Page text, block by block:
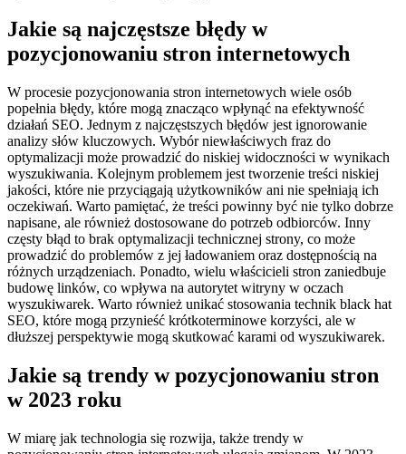
Jakie są najczęstsze błędy w
pozycjonowaniu stron internetowych
W procesie pozycjonowania stron internetowych wiele osób
popełnia błędy, które mogą znacząco wpłynąć na efektywność
działań SEO. Jednym z najczęstszych błędów jest ignorowanie
analizy słów kluczowych. Wybór niewłaściwych fraz do
optymalizacji może prowadzić do niskiej widoczności w wynikach
wyszukiwania. Kolejnym problemem jest tworzenie treści niskiej
jakości, które nie przyciągają użytkowników ani nie spełniają ich
oczekiwań. Warto pamiętać, że treści powinny być nie tylko dobrze
napisane, ale również dostosowane do potrzeb odbiorców. Inny
częsty błąd to brak optymalizacji technicznej strony, co może
prowadzić do problemów z jej ładowaniem oraz dostępnością na
różnych urządzeniach. Ponadto, wielu właścicieli stron zaniedbuje
budowę linków, co wpływa na autorytet witryny w oczach
wyszukiwarek. Warto również unikać stosowania technik black hat
SEO, które mogą przynieść krótkoterminowe korzyści, ale w
dłuższej perspektywie mogą skutkować karami od wyszukiwarek.
Jakie są trendy w pozycjonowaniu stron
w 2023 roku
W miarę jak technologia się rozwija, także trendy w